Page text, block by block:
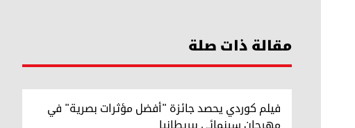
مقالة ذات صلة
فيلم كوردي يحصد جائزة "أفضل مؤثرات بصرية" في